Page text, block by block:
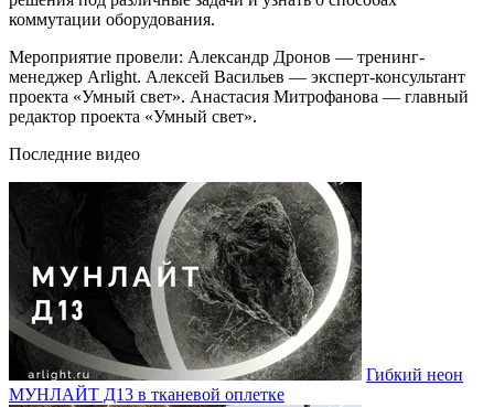
коммутации оборудования.
Мероприятие провели: Александр Дронов — тренинг-
менеджер Arlight. Алексей Васильев — эксперт-консультант
проекта «Умный свет». Анастасия Митрофанова — главный
редактор проекта «Умный свет».
Последние видео
Гибкий неон
МУНЛАЙТ Д13 в тканевой оплетке